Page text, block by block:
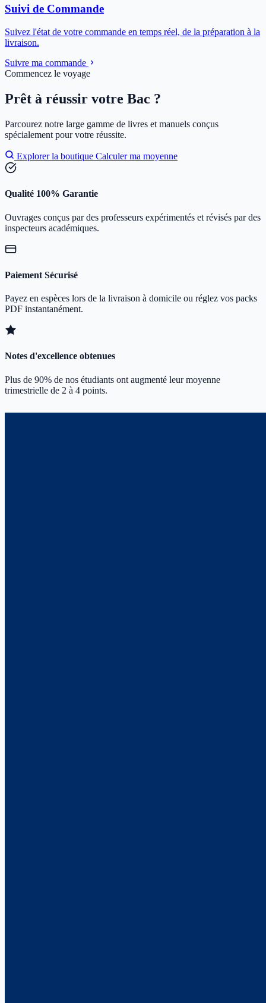
Suivi de Commande
Suivez l'état de votre commande en temps réel, de la préparation à la
livraison.
Suivre ma commande
Commencez le voyage
Prêt à réussir votre Bac ?
Parcourez notre large gamme de livres et manuels conçus
spécialement pour votre réussite.
Explorer la boutique Calculer ma moyenne
Qualité 100% Garantie
Ouvrages conçus par des professeurs expérimentés et révisés par des
inspecteurs académiques.
Paiement Sécurisé
Payez en espèces lors de la livraison à domicile ou réglez vos packs
PDF instantanément.
Notes d'excellence obtenues
Plus de 90% de nos étudiants ont augmenté leur moyenne
trimestrielle de 2 à 4 points.